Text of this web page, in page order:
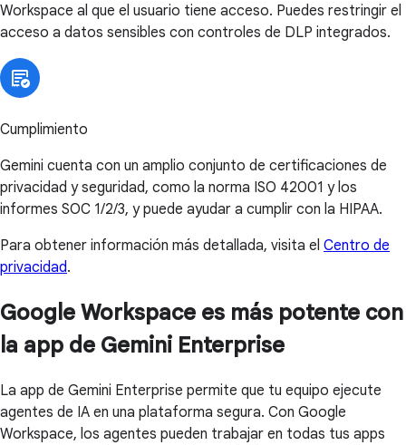
Workspace al que el usuario tiene acceso. Puedes restringir el
acceso a datos sensibles con controles de DLP integrados.
Cumplimiento
Gemini cuenta con un amplio conjunto de certificaciones de
privacidad y seguridad, como la norma ISO 42001 y los
informes SOC 1/2/3, y puede ayudar a cumplir con la HIPAA.
Para obtener información más detallada, visita el Centro de
privacidad.
Google Workspace es más potente
con la app de Gemini Enterprise
La app de Gemini Enterprise permite que tu equipo ejecute
agentes de IA en una plataforma segura. Con Google
Workspace, los agentes pueden trabajar en todas tus apps